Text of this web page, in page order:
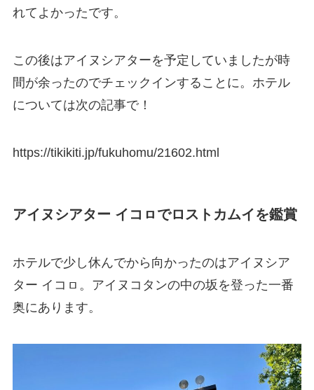
れてよかったです。
この後はアイヌシアターを予定していましたが時
間が余ったのでチェックインすることに。ホテル
については次の記事で！
https://tikikiti.jp/fukuhomu/21602.html
アイヌシアター イコㇿでロストカムイを鑑賞
ホテルで少し休んでから向かったのはアイヌシア
ター イコㇿ。アイヌコタンの中の坂を登った一番
奥にあります。